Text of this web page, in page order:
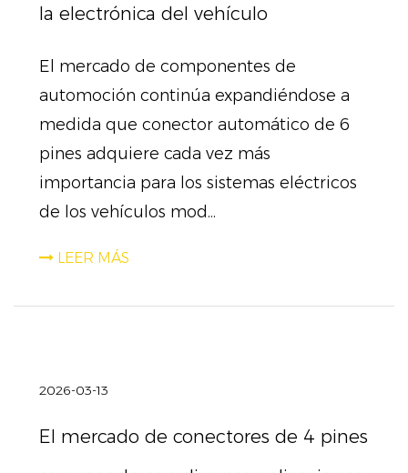
la electrónica del vehículo
El mercado de componentes de
automoción continúa expandiéndose a
medida que conector automático de 6
pines adquiere cada vez más
importancia para los sistemas eléctricos
de los vehículos mod...
LEER MÁS
2026-03-13
El mercado de conectores de 4 pines